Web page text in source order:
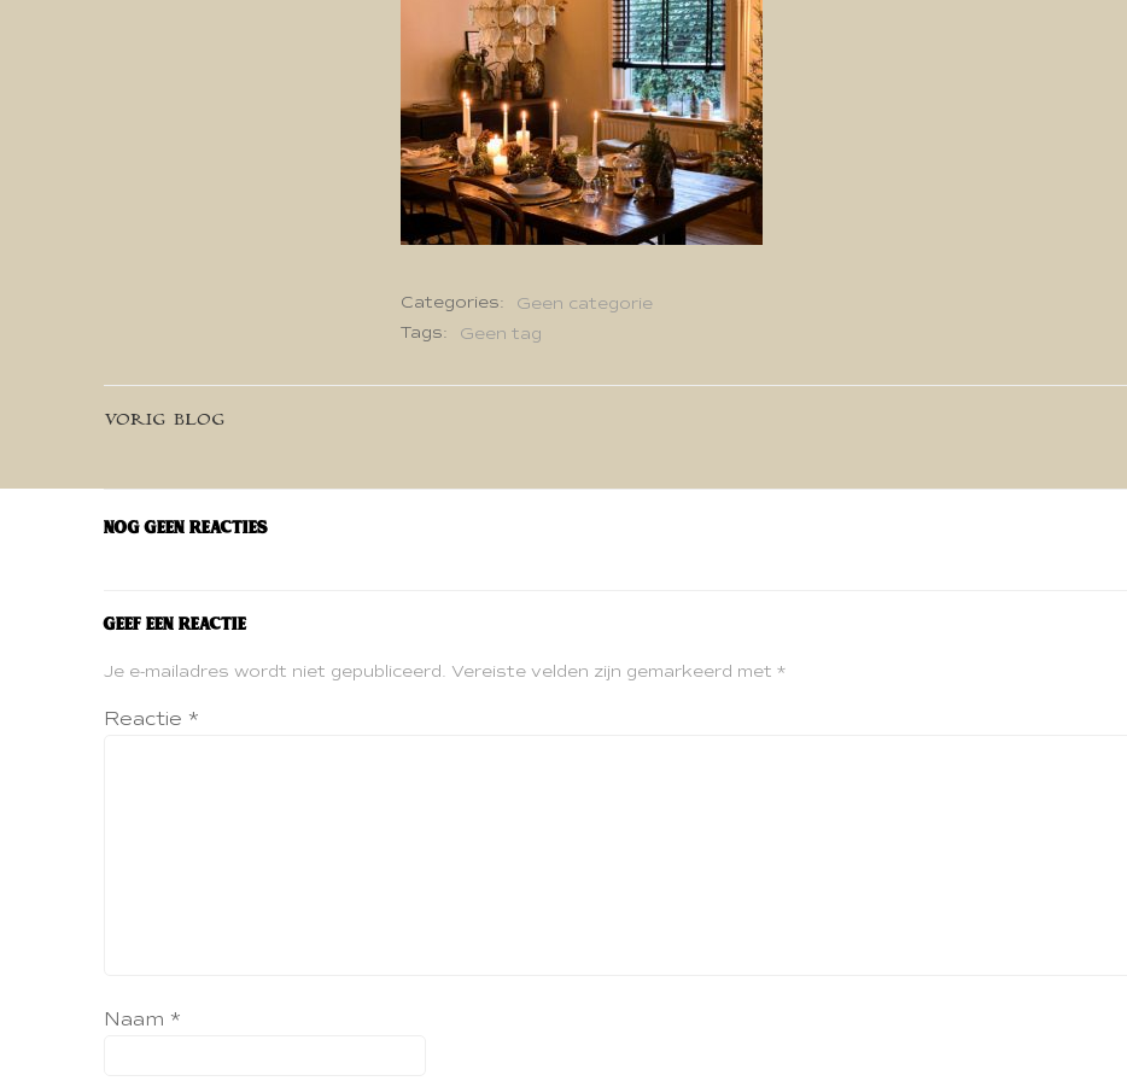
Categories:
Geen categorie
Tags:
Geen tag
Bericht
navigatie
VORIG BLOG
Nog geen reacties
Geef een reactie
Je e-mailadres wordt niet gepubliceerd. Vereiste velden zijn gemarkeerd met *
Reactie *
Naam *